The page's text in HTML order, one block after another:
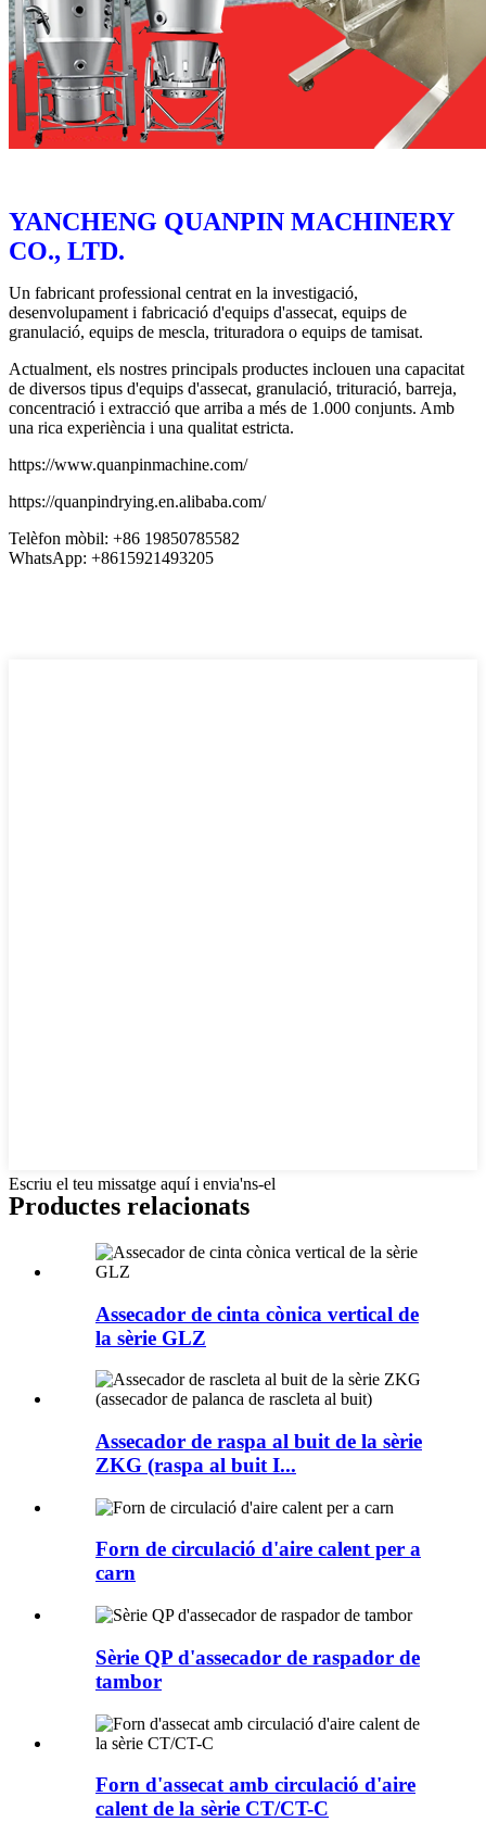
YANCHENG QUANPIN MACHINERY
CO., LTD.
Un fabricant professional centrat en la investigació,
desenvolupament i fabricació d'equips d'assecat, equips de
granulació, equips de mescla, trituradora o equips de tamisat.
Actualment, els nostres principals productes inclouen una capacitat
de diversos tipus d'equips d'assecat, granulació, trituració, barreja,
concentració i extracció que arriba a més de 1.000 conjunts. Amb
una rica experiència i una qualitat estricta.
https://www.quanpinmachine.com/
https://quanpindrying.en.alibaba.com/
Telèfon mòbil: +86 19850785582
WhatsApp: +8615921493205
Escriu el teu missatge aquí i envia'ns-el
Productes relacionats
Assecador de cinta cònica vertical de
la sèrie GLZ
Assecador de raspa al buit de la sèrie
ZKG (raspa al buit I...
Forn de circulació d'aire calent per a
carn
Sèrie QP d'assecador de raspador de
tambor
Forn d'assecat amb circulació d'aire
calent de la sèrie CT/CT-C